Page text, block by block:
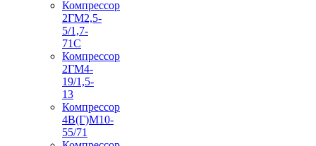
Компрессор
2ГМ2,5-
5/1,7-
71С
Компрессор
2ГМ4-
19/1,5-
13
Компрессор
4В(Г)М10-
55/71